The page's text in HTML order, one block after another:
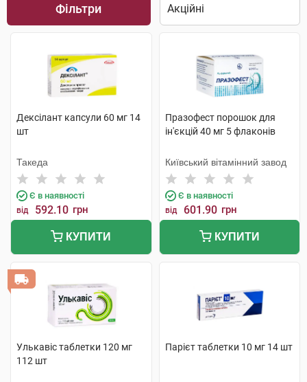
Фільтри
Дексілант капсули 60 мг 14
шт
Такеда
Є в наявності
від 592.10 грн
КУПИТИ
Празофест порошок для
ін'єкцій 40 мг 5 флаконів
Київський вітамінний завод
Є в наявності
від 601.90 грн
КУПИТИ
Улькавіс таблетки 120 мг
112 шт
Парієт таблетки 10 мг 14 шт